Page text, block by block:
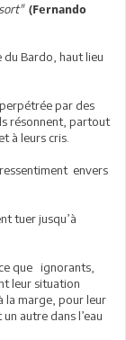
(Fernando
Bardo, haut lieu
par des
résonnent, partout
à leurs cris.
envers
tuer jusqu’à
que ignorants,
leur situation
la marge, pour leur
autre dans l’eau